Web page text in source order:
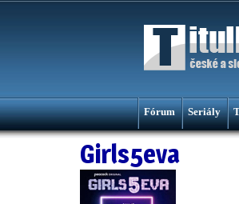
Fórum Seriály
Girls5eva